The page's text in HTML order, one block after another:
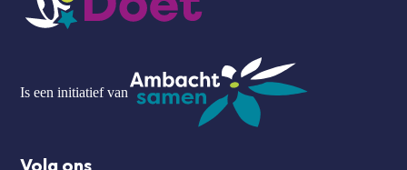
Is een initiatief van
Volg ons